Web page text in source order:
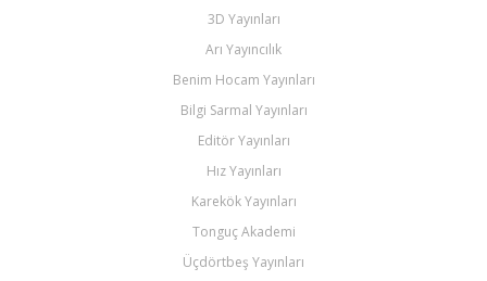
3D Yayınları
Arı Yayıncılık
Benim Hocam Yayınları
Bilgi Sarmal Yayınları
Editör Yayınları
Hız Yayınları
Karekök Yayınları
Tonguç Akademi
Üçdörtbeş Yayınları